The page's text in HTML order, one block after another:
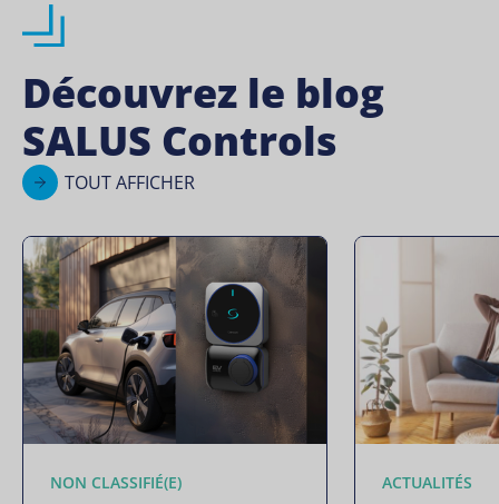
Découvrez le blog
SALUS Controls
TOUT AFFICHER
NON CLASSIFIÉ(E) ACTUALITÉS